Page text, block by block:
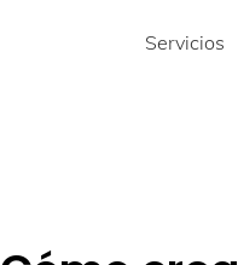
Servicios